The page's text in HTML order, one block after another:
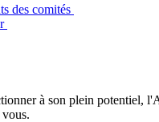
des comités
à son plein potentiel,